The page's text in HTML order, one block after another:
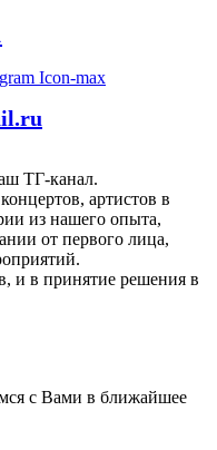
Icon-max
ТГ-канал.
артистов в
из нашего опыта,
от первого лица,
и в принятие решения в
с Вами в ближайшее